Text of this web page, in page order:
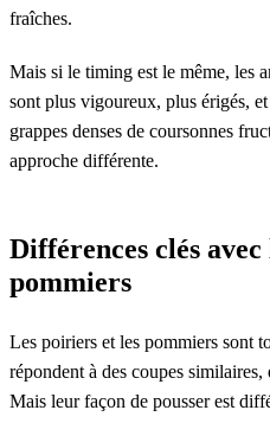
fraîches.
Mais si le timing est le même, les
sont plus vigoureux, plus érigés,
grappes denses de coursonnes
approche différente.
Différences clés
pommiers
Les poiriers et les pommiers sont
répondent à des coupes
Mais leur façon de pousser est